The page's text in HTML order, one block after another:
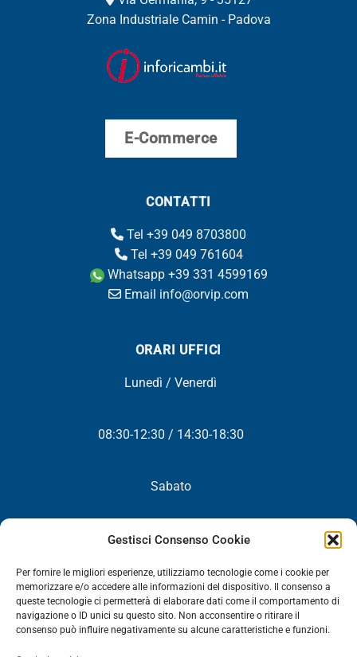
Gestisci Consenso Cookie
Per fornire le migliori esperienze, utilizziamo tecnologie come i cookie per
memorizzare e/o accedere alle informazioni del dispositivo. Il consenso a
queste tecnologie ci permetterà di elaborare dati come il comportamento di
navigazione o ID unici su questo sito. Non acconsentire o ritirare il
consenso può influire negativamente su alcune caratteristiche e funzioni.
Zona Industriale Camin - Padova
E-Commerce
CONTATTI
Tel +39 049 8703800
Tel +39 049 761604
Whatsapp +39 331 4599169
Email info@orvip.com
ORARI UFFICI
Lunedì / Venerdì
08:30-12:30 / 14:30-18:30
Sabato
Chiuso
NEWSLETTER